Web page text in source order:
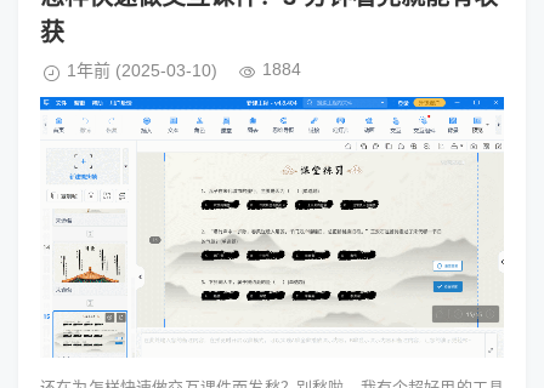
获
1年前 (2025-03-10) 1884